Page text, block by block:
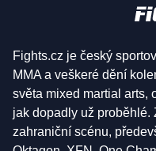
Fights.cz je český
MMA a veškeré dění
světa mixed martial arts,
jak dopadly už proběhlé.
zahraniční scénu,